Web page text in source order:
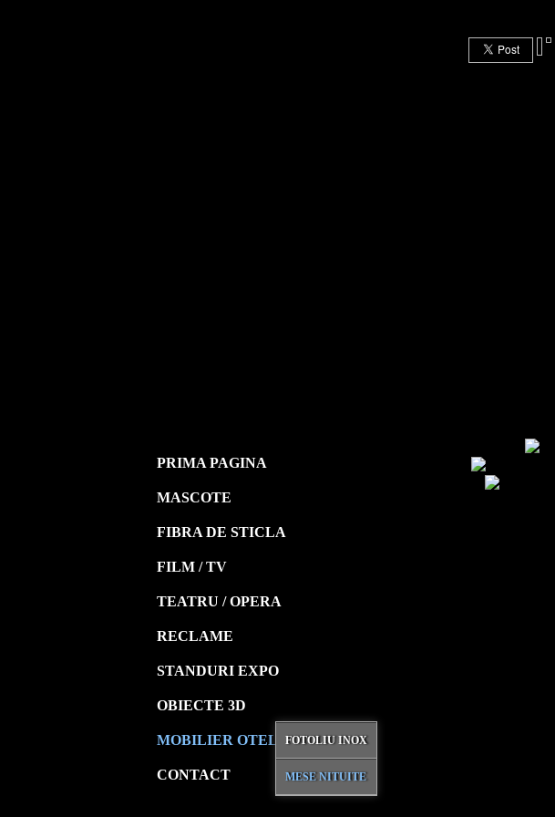
PRIMA PAGINA
MASCOTE
FIBRA DE STICLA
FILM / TV
TEATRU / OPERA
RECLAME
STANDURI EXPO
OBIECTE 3D
MOBILIER OTEL FOTOLIU INOX
MESE NITUITE
CONTACT